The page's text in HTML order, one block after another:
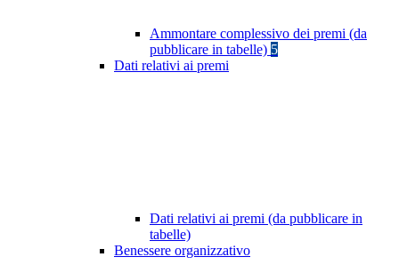
Ammontare complessivo dei premi (da
pubblicare in tabelle) 5
Dati relativi ai premi
Dati relativi ai premi (da pubblicare in
tabelle)
Benessere organizzativo